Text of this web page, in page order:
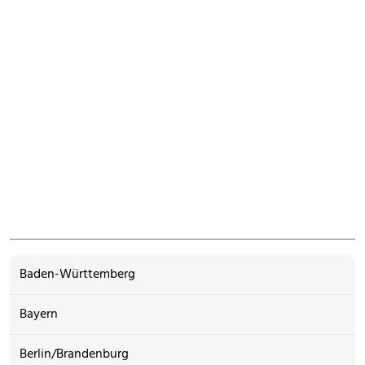
Baden-Württemberg
Bayern
Berlin/Brandenburg